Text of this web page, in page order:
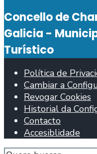
de
busca
Concello de
Galicia -
Turístico
Política de
Cambiar a
Revogar Cookies
Historial da
Contacto
Accesiblidade